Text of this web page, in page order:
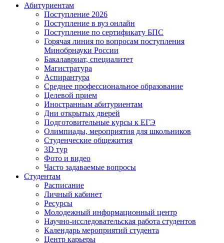
Абитуриентам
Поступление 2026
Поступление в вуз онлайн
Поступление по сертификату БПС
Горячая линия по вопросам поступления
Минобрнауки России
Бакалавриат, специалитет
Магистратура
Аспирантура
Среднее профессиональное образование
Целевой прием
Иностранным абитуриентам
Дни открытых дверей
Подготовительные курсы к ЕГЭ
Олимпиады, мероприятия для школьников
Студенческие общежития
3D тур
Фото и видео
Часто задаваемые вопросы
Студентам
Расписание
Личный кабинет
Ресурсы
Молодежный информационный центр
Научно-исследовательская работа студентов
Календарь мероприятий студента
Центр карьеры